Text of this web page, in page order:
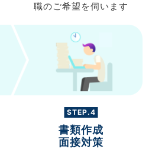
職のご希望を伺います
STEP.4
書類作成
面接対策